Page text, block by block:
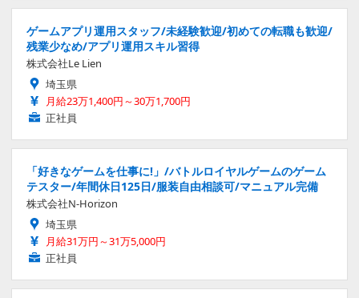
ゲームアプリ運用スタッフ/未経験歓迎/初めての転職も歓迎/
残業少なめ/アプリ運用スキル習得
株式会社Le Lien
埼玉県
月給23万1,400円～30万1,700円
正社員
「好きなゲームを仕事に!」/バトルロイヤルゲームのゲーム
テスター/年間休日125日/服装自由相談可/マニュアル完備
株式会社N-Horizon
埼玉県
月給31万円～31万5,000円
正社員